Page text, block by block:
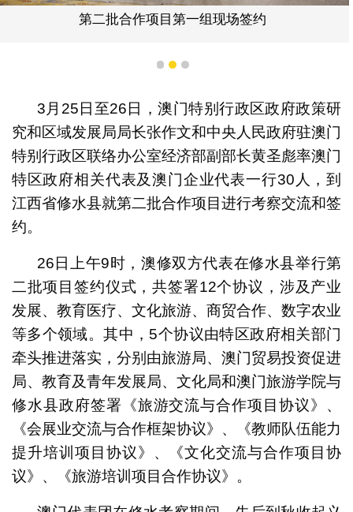
第二批合作项目第一组现场签约
1 2 3
3月25日至26日，澳门特别行政区政府政策研
究和区域发展局局长张作文和中央人民政府驻澳门
特别行政区联络办公室经济部副部长黄圣彪率澳门
特区政府相关代表及澳门企业代表一行30人，到
江西省修水县就第二批合作项目进行考察交流和签
约。
26日上午9时，澳修双方代表在修水县举行第
二批项目签约仪式，共签署12个协议，涉及产业
发展、教育医疗、文化旅游、商贸合作、数字农业
等多个领域。其中，5个协议由特区政府相关部门
牵头推进落实，分别由旅游局、澳门贸易投资促进
局、教育及青年发展局、文化局和澳门旅游学院与
修水县政府签署《旅游交流与合作项目协议》、
《会展业交流与合作框架协议》、《教师队伍能力
提升培训项目协议》、《文化交流与合作项目协
议》、《旅游培训项目合作协议》。